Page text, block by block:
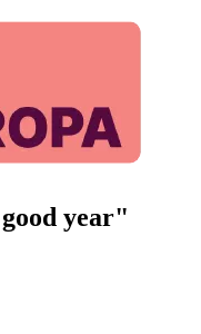
year"